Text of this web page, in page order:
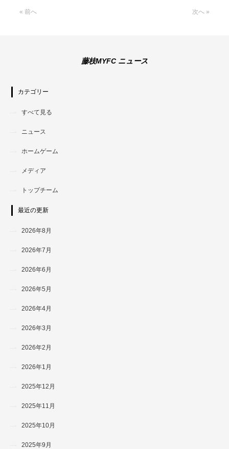
« 前へ 次へ »
藤枝MYFC ニュース
カテゴリー
すべて見る
ニュース
ホームゲーム
メディア
トップチーム
最近の更新
2026年8月
2026年7月
2026年6月
2026年5月
2026年4月
2026年3月
2026年2月
2026年1月
2025年12月
2025年11月
2025年10月
2025年9月